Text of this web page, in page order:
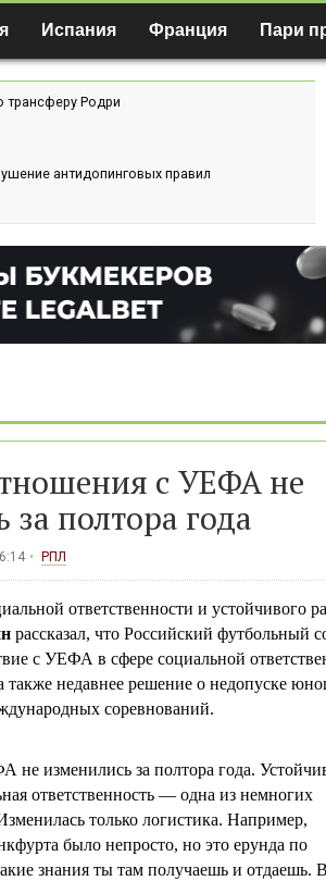
Испания Франция Пари
трансферу Родри
антидопинговых правил
с УЕФА не
полтора года
РПЛ
ответственности и устойчивого
рассказал, что Российский футбольный
с УЕФА в сфере социальной
также недавнее решение о недопуске
соревнований.
изменились за полтора года.
ответственность — одна из немногих
только логистика. Например,
было непросто, но это ерунда по
знания ты там получаешь и отдаешь.